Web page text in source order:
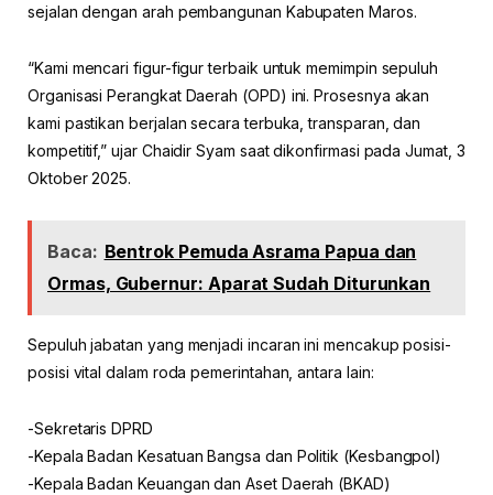
sejalan dengan arah pembangunan Kabupaten Maros.
“Kami mencari figur-figur terbaik untuk memimpin sepuluh
Organisasi Perangkat Daerah (OPD) ini. Prosesnya akan
kami pastikan berjalan secara terbuka, transparan, dan
kompetitif,” ujar Chaidir Syam saat dikonfirmasi pada Jumat, 3
Oktober 2025.
Baca: Bentrok Pemuda Asrama Papua dan
Ormas, Gubernur: Aparat Sudah Diturunkan
Sepuluh jabatan yang menjadi incaran ini mencakup posisi-
posisi vital dalam roda pemerintahan, antara lain:
-Sekretaris DPRD
-Kepala Badan Kesatuan Bangsa dan Politik (Kesbangpol)
-Kepala Badan Keuangan dan Aset Daerah (BKAD)